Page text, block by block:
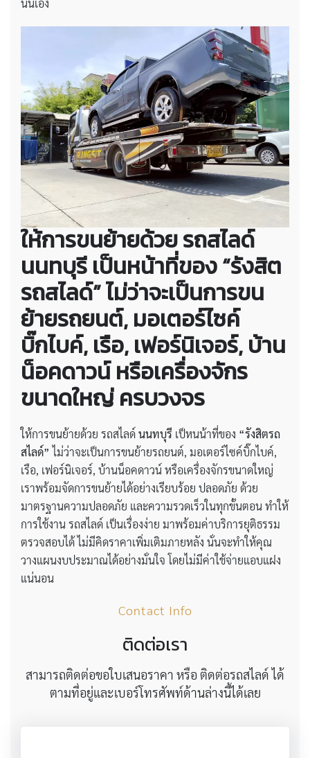
นั่นเอง
ให้การขนย้ายด้วย รถสไลด์
นนทบุรี เป็นหน้าที่ของ “รังสิต
รถสไลด์” ไม่ว่าจะเป็นการขน
ย้ายรถยนต์, มอเตอร์ไซค์
บิ๊กไบค์, เรือ, เฟอร์นิเจอร์, บ้าน
น็อคดาวน์ หรือเครื่องจักร
ขนาดใหญ่ ครบวงจร
ให้การขนย้ายด้วย รถสไลด์นนทบุรี เป็หนน้าที่ของ “รังสิตรถ
สไลด์” ไม่ว่าจะเป็นการขนย้ายรถยนต์, มอเตอร์ไซค์บิ๊กไบค์,
เรือ, เฟอร์นิเจอร์, บ้านน็อคดาวน์ หรือเครื่องจักรขนาดใหญ่
เราพร้อมจัดการขนย้ายได้อย่างเรียบร้อย ปลอดภัย ด้วย
มาตรฐานความปลอดภัย และความรวดเร็วในทุกขั้นตอน ทำให้
การใช้งาน รถสไลด์ เป็นเรื่องง่าย มาพร้อมค่าบริการยุติธรรม
ตรวจสอบได้ ไม่มีคิดราคาเพิ่มเติมภายหลัง นั่นจะทำให้คุณ
วางแผนงบประมาณได้อย่างมั่นใจ โดยไม่มีค่าใช้จ่ายแอบแฝง
แน่นอน
Contact Info
ติดต่อเรา
สามารถติดต่อขอใบเสนอราคา หรือ ติดต่อรถสไลด์ ได้
ตามที่อยู่และเบอร์โทรศัพท์ด้านล่างนี้ได้เลย